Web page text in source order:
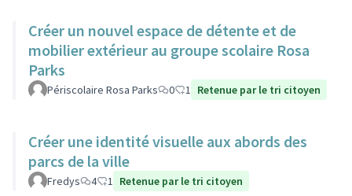
Créer un nouvel espace de détente et de
mobilier extérieur au groupe scolaire Rosa
Parks
Périscolaire Rosa Parks 0 1 Retenue par le tri citoyen
Créer une identité visuelle aux abords des
parcs de la ville
Fredys 4 1 Retenue par le tri citoyen